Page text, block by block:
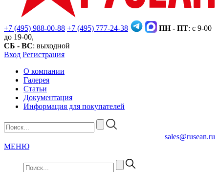
+7 (495) 988-00-88 +7 (495) 777-24-38 ПН - ПТ: с 9-00
до 19-00,
СБ - ВС: выходной
Вход Регистрация
О компании
Галерея
Статьи
Документация
Информация для покупателей
sales@rusean.ru
МЕНЮ